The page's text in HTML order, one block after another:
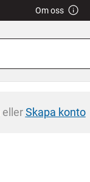
Om oss
ellerSkapa konto